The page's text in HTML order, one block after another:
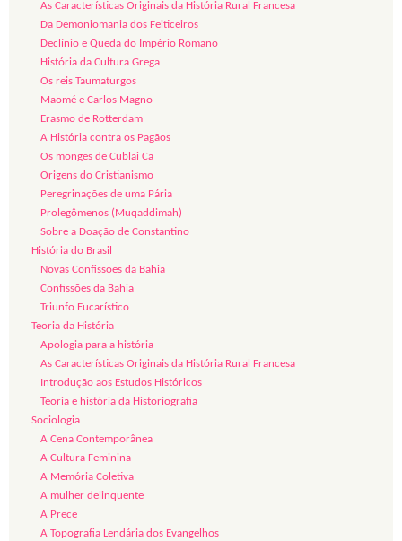
As Características Originais da História Rural Francesa
Da Demoniomania dos Feiticeiros
Declínio e Queda do Império Romano
História da Cultura Grega
Os reis Taumaturgos
Maomé e Carlos Magno
Erasmo de Rotterdam
A História contra os Pagãos
Os monges de Cublai Cã
Origens do Cristianismo
Peregrinações de uma Pária
Prolegômenos (Muqaddimah)
Sobre a Doação de Constantino
História do Brasil
Novas Confissões da Bahia
Confissões da Bahia
Triunfo Eucarístico
Teoria da História
Apologia para a história
As Características Originais da História Rural Francesa
Introdução aos Estudos Históricos
Teoria e história da Historiografia
Sociologia
A Cena Contemporânea
A Cultura Feminina
A Memória Coletiva
A mulher delinquente
A Prece
A Topografia Lendária dos Evangelhos